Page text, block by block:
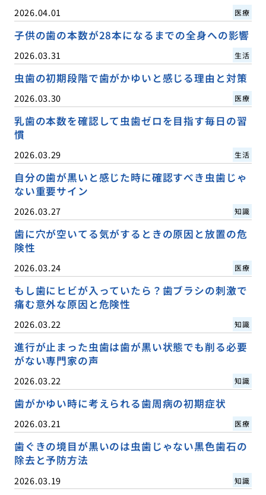
2026.04.01 医療
子供の歯の本数が28本になるまでの全身への影響
2026.03.31 生活
虫歯の初期段階で歯がかゆいと感じる理由と対策
2026.03.30 医療
乳歯の本数を確認して虫歯ゼロを目指す毎日の習
慣
2026.03.29 生活
自分の歯が黒いと感じた時に確認すべき虫歯じゃ
ない重要サイン
2026.03.27 知識
歯に穴が空いてる気がするときの原因と放置の危
険性
2026.03.24 医療
もし歯にヒビが入っていたら？歯ブラシの刺激で
痛む意外な原因と危険性
2026.03.22 知識
進行が止まった虫歯は歯が黒い状態でも削る必要
がない専門家の声
2026.03.22 知識
歯がかゆい時に考えられる歯周病の初期症状
2026.03.21 医療
歯ぐきの境目が黒いのは虫歯じゃない黒色歯石の
除去と予防方法
2026.03.19 知識